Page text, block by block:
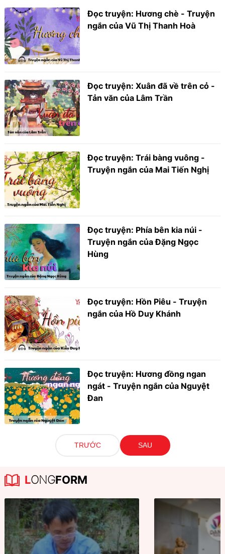
Đọc truyện: Hương chè - Truyện
ngắn của Vũ Thị Thanh Hoà
Đọc truyện: Xuân đã về trên cỏ -
Tản văn của Lâm Trần
Đọc truyện: Trái bàng vuông -
Truyện ngắn của Mai Tiến Nghị
Đọc truyện: Phía bên kia núi -
Truyện ngắn của Đặng Ngọc
Hùng
Đọc truyện: Hồn Piêu - Truyện
ngắn của Hồ Duy Khánh
Đọc truyện: Hương đồng ngan
ngát - Truyện ngắn của Nguyệt
Đan
TRƯỚC SAU
LONGFORM